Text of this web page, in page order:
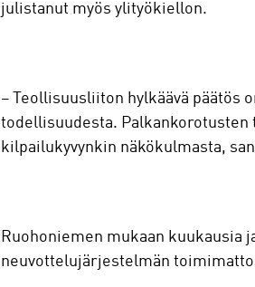
julistanut myös ylityökiellon.
− Teollisuusliiton hylkäävä päätös
todellisuudesta. Palkankorotusten
kilpailukyvynkin näkökulmasta,
Ruohoniemen mukaan
neuvottelujärjestelmän